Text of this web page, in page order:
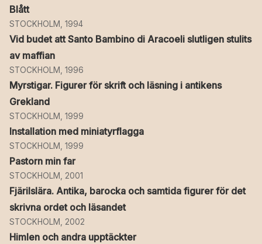
Blått
STOCKHOLM, 1994
Vid budet att Santo Bambino di Aracoeli slutligen stulits
av maffian
STOCKHOLM, 1996
Myrstigar. Figurer för skrift och läsning i antikens
Grekland
STOCKHOLM, 1999
Installation med miniatyrflagga
STOCKHOLM, 1999
Pastorn min far
STOCKHOLM, 2001
Fjärilslära. Antika, barocka och samtida figurer för det
skrivna ordet och läsandet
STOCKHOLM, 2002
Himlen och andra upptäckter